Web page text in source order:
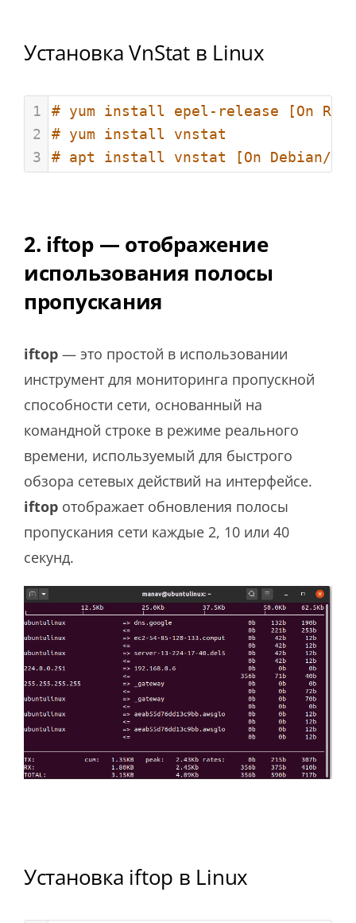
Установка VnStat в Linux
1
# yum install epel-release [On
2
# yum install vnstat
3
# apt install vnstat [On Debian/
2. iftop — отображение
использования полосы
пропускания
iftop — это простой в использовании
инструмент для мониторинга пропускной
способности сети, основанный на
командной строке в режиме реального
времени, используемый для быстрого
обзора сетевых действий на интерфейсе.
iftop отображает обновления полосы
пропускания сети каждые 2, 10 или 40
секунд.
Установка iftop в Linux